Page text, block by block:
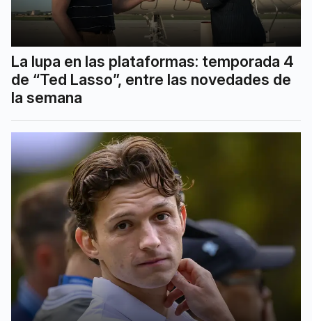
La lupa en las plataformas: temporada 4
de “Ted Lasso”, entre las novedades de
la semana